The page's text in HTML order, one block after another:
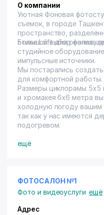
О компании
Уютная Фоновая
съемок, в городе
пространство,
стиле Loft для
Большой выбор фонов,
студийное
импульсные источники.
Мы постарались
для комфортной работы.
Размеры циклорамы 5х5
и хромакея 6х6 метра
холодную погоду вашим
так как у нас имеются
подогревом.
ещё
ФОТОСАЛОН №1
Фото и видеоуслуги ещё
Адрес